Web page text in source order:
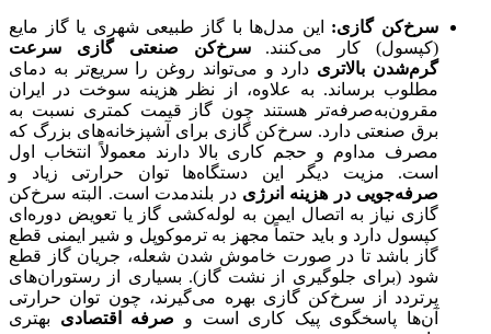
سرخ‌کن گازی: این مدل‌ها با گاز طبیعی شهری یا گاز مایع
(کپسول) کار می‌کنند.سرخ‌کن صنعتی گازی سرعت
گرم‌شدن بالاتری دارد و می‌تواند روغن را سریع‌تر به دمای
مطلوب برساند. به علاوه، از نظر هزینه سوخت در ایران
مقرون‌به‌صرفه‌تر هستند چون گاز قیمت کمتری نسبت به
برق صنعتی دارد. سرخ‌کن گازی برای آشپزخانه‌های بزرگ که
مصرف مداوم و حجم کاری بالا دارند معمولاً انتخاب اول
است. مزیت دیگر این دستگاه‌ها توان حرارتی زیاد و
صرفه‌جویی در هزینه انرژی در بلندمدت است. البته سرخ‌کن
گازی نیاز به اتصال ایمن به لوله‌کشی گاز یا تعویض دوره‌ای
کپسول دارد و باید حتماً مجهز به ترموکوپل و شیر ایمنی قطع
گاز باشد تا در صورت خاموش شدن شعله، جریان گاز قطع
شود (برای جلوگیری از نشت گاز). بسیاری از رستوران‌های
پرتردد از سرخ‌کن گازی بهره می‌گیرند، چون توان حرارتی
آن‌ها پاسخگوی پیک کاری است و صرفه اقتصادی بهتری